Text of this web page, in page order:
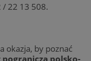
/ 22 13 508.
okazja, by poznać
polsko-